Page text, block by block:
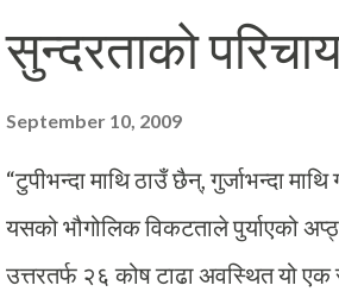
तथापी उहाँको उपचारको क्रममा
बनायो । काउण्टरमा बस्ने युवती
डाक्टर साब कतिखेर पाल्नुहुन्छ होला ?
सुन्दरताको
September 10, 2009
“टुपीभन्दा माथि ठाउँ छैन्, गुर्जाभन्दा
यसको भौगोलिक विकटताले पुर्याएको
उत्तरतर्फ २६ कोष टाढा अवस्थित यो